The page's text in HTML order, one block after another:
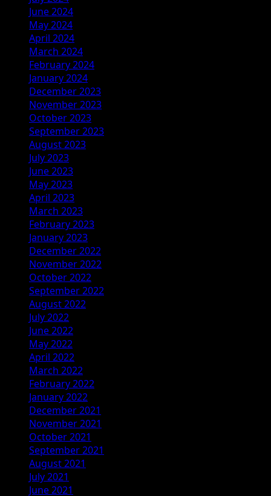
June 2024
May 2024
April 2024
March 2024
February 2024
January 2024
December 2023
November 2023
October 2023
September 2023
August 2023
July 2023
June 2023
May 2023
April 2023
March 2023
February 2023
January 2023
December 2022
November 2022
October 2022
September 2022
August 2022
July 2022
June 2022
May 2022
April 2022
March 2022
February 2022
January 2022
December 2021
November 2021
October 2021
September 2021
August 2021
July 2021
June 2021